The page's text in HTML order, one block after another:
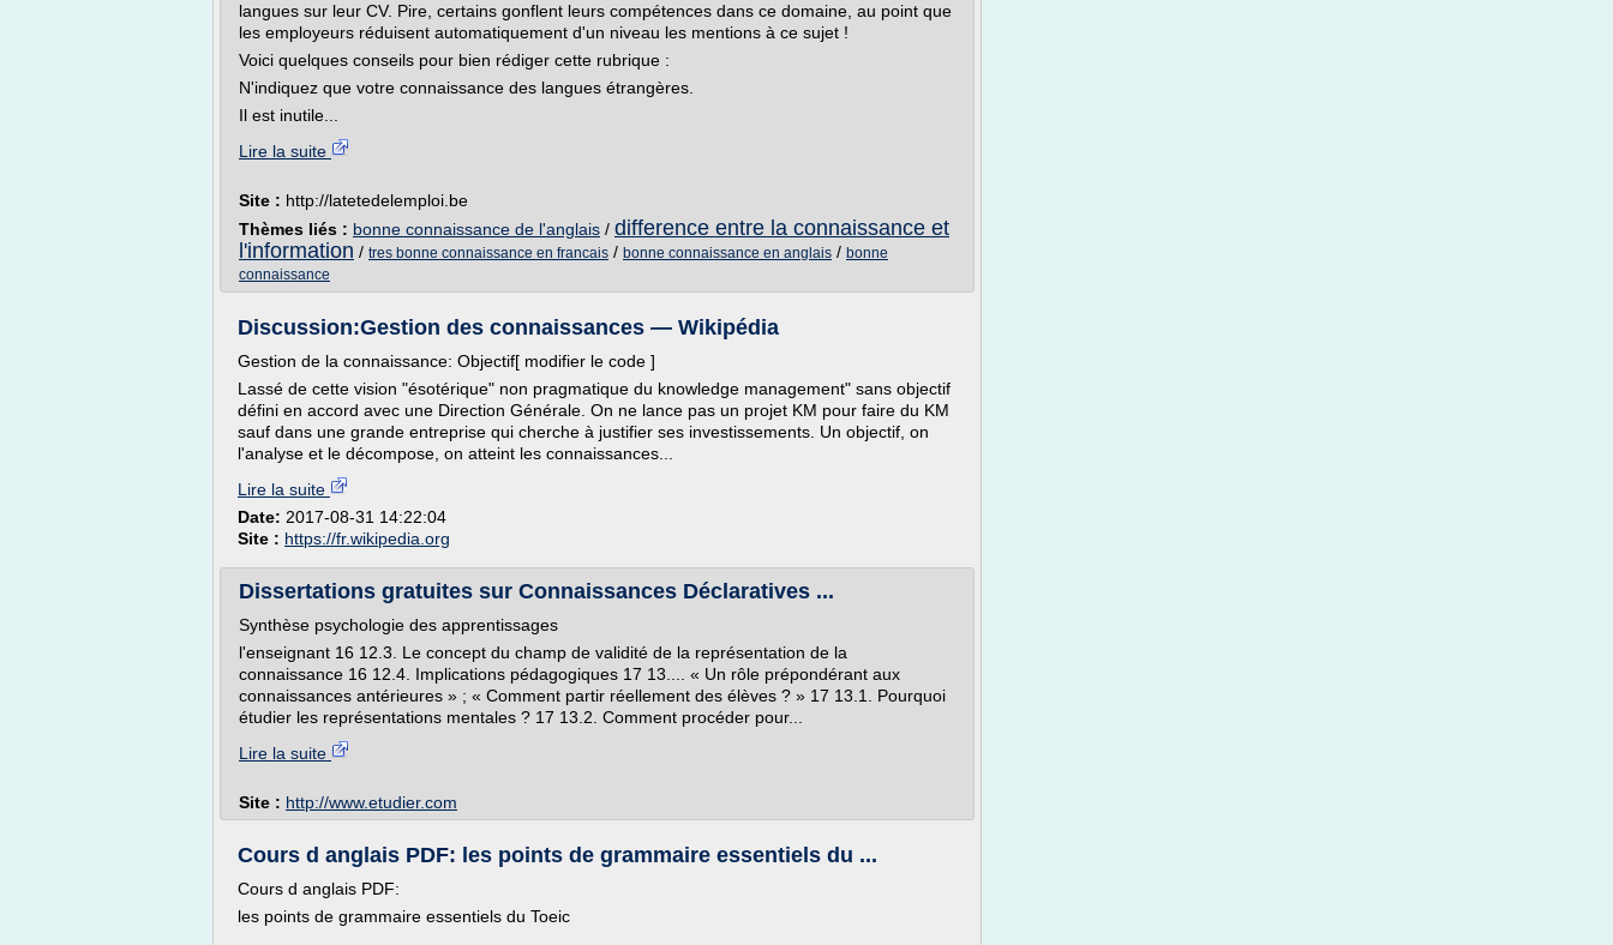
langues sur leur CV. Pire, certains gonflent leurs compétences dans ce domaine, au point que
les employeurs réduisent automatiquement d'un niveau les mentions à ce sujet !
Voici quelques conseils pour bien rédiger cette rubrique :
N'indiquez que votre connaissance des langues étrangères.
Il est inutile...
Lire la suite
Site : http://latetedelemploi.be
Thèmes liés : bonne connaissance de l'anglais / difference entre la connaissance et
l'information / tres bonne connaissance en francais / bonne connaissance en anglais / bonne
connaissance
Discussion:Gestion des connaissances — Wikipédia
Gestion de la connaissance: Objectif[ modifier le code ]
Lassé de cette vision "ésotérique" non pragmatique du knowledge management" sans objectif
défini en accord avec une Direction Générale. On ne lance pas un projet KM pour faire du KM
sauf dans une grande entreprise qui cherche à justifier ses investissements. Un objectif, on
l'analyse et le décompose, on atteint les connaissances...
Lire la suite
Date: 2017-08-31 14:22:04
Site : https://fr.wikipedia.org
Dissertations gratuites sur Connaissances Déclaratives ...
Synthèse psychologie des apprentissages
l'enseignant 16 12.3. Le concept du champ de validité de la représentation de la
connaissance 16 12.4. Implications pédagogiques 17 13.... « Un rôle prépondérant aux
connaissances antérieures » ; « Comment partir réellement des élèves ? » 17 13.1. Pourquoi
étudier les représentations mentales ? 17 13.2. Comment procéder pour...
Lire la suite
Site : http://www.etudier.com
Cours d anglais PDF: les points de grammaire essentiels du ...
Cours d anglais PDF:
les points de grammaire essentiels du Toeic